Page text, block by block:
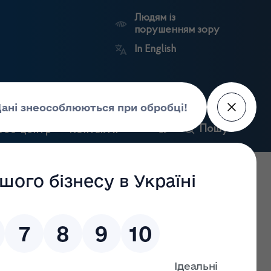
області
Людям із
порушенням зору
In English
центр Контакти Пошук
Ринковий
Державні
Антикорупційний
портал